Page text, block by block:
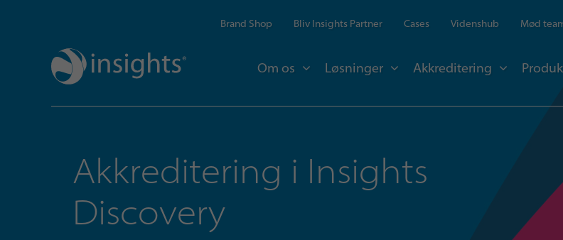
Brand Shop Bliv Insights Partner Cases Videnshub Mød
Om os Løsninger Akkreditering
Akkreditering i Insights
Discovery